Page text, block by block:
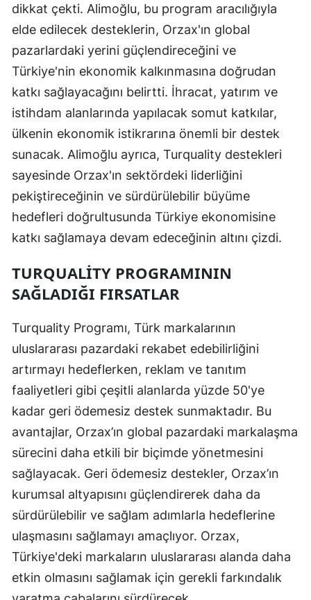
dikkat çekti. Alimoğlu, bu program aracılığıyla
elde edilecek desteklerin, Orzax'ın global
pazarlardaki yerini güçlendireceğini ve
Türkiye'nin ekonomik kalkınmasına doğrudan
katkı sağlayacağını belirtti. İhracat, yatırım ve
istihdam alanlarında yapılacak somut katkılar,
ülkenin ekonomik istikrarına önemli bir destek
sunacak. Alimoğlu ayrıca, Turquality destekleri
sayesinde Orzax'ın sektördeki liderliğini
pekiştireceğinin ve sürdürülebilir büyüme
hedefleri doğrultusunda Türkiye ekonomisine
katkı sağlamaya devam edeceğinin altını çizdi.
TURQUALITY PROGRAMININ
SAĞLADIĞI FIRSATLAR
Turquality Programı, Türk markalarının
uluslararası pazardaki rekabet edebilirliğini
artırmayı hedeflerken, reklam ve tanıtım
faaliyetleri gibi çeşitli alanlarda yüzde 50'ye
kadar geri ödemesiz destek sunmaktadır. Bu
avantajlar, Orzax’ın global pazardaki markalaşma
sürecini daha etkili bir biçimde yönetmesini
sağlayacak. Geri ödemesiz destekler, Orzax’ın
kurumsal altyapısını güçlendirerek daha da
sürdürülebilir ve sağlam adımlarla hedeflerine
ulaşmasını sağlamayı amaçlıyor. Orzax,
Türkiye'deki markaların uluslararası alanda daha
etkin olmasını sağlamak için gerekli farkındalık